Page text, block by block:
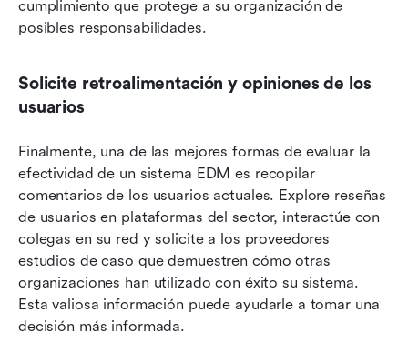
cumplimiento que protege a su organización de
posibles responsabilidades.
Solicite retroalimentación y opiniones de los
usuarios
Finalmente, una de las mejores formas de evaluar la
efectividad de un sistema EDM es recopilar
comentarios de los usuarios actuales. Explore reseñas
de usuarios en plataformas del sector, interactúe con
colegas en su red y solicite a los proveedores
estudios de caso que demuestren cómo otras
organizaciones han utilizado con éxito su sistema.
Esta valiosa información puede ayudarle a tomar una
decisión más informada.